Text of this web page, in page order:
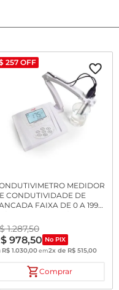
257 OFF
MEDIDOR
CONDUTIVIDADE DE
FAIXA DE 0 A 1999
1.287,50
978,50 No PIX
R$ 1.030,00em2x de R$ 515,00
Comprar